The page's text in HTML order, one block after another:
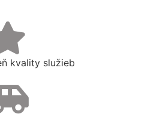
kvality služieb